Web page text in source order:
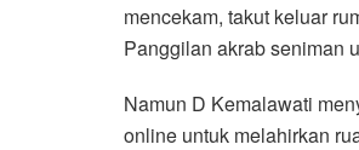
mencekam, takut keluar
Panggilan akrab seniman
Namun D Kemalawati
online untuk melahirkan